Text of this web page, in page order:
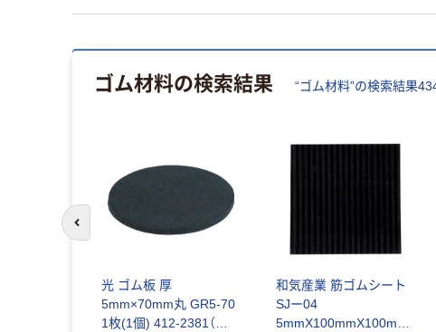
ゴム材料の検索結果 “ゴム材料”の検索結果
光 ゴム板 厚
5mm×70mm丸 GR5-70
1枚(1個) 412-2381（直
和気産業 筋ゴムシート
SJー04
5mmX100mmX100mm
前のスライドへ